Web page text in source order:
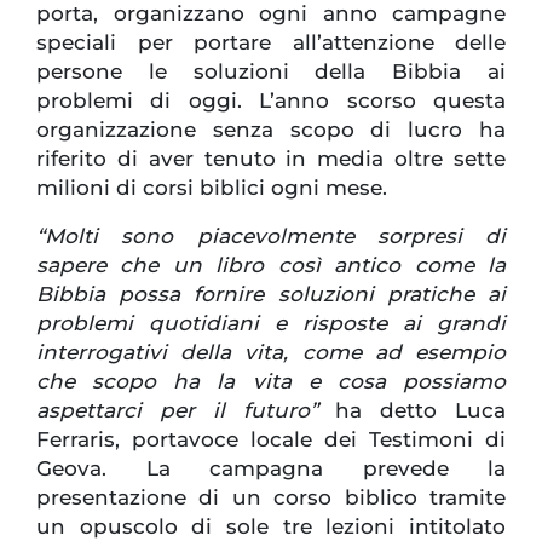
porta, organizzano ogni anno campagne
speciali per portare all’attenzione delle
persone le soluzioni della Bibbia ai
problemi di oggi. L’anno scorso questa
organizzazione senza scopo di lucro ha
riferito di aver tenuto in media oltre sette
milioni di corsi biblici ogni mese.
“Molti sono piacevolmente sorpresi di
sapere che un libro così antico come la
Bibbia possa fornire soluzioni pratiche ai
problemi quotidiani e risposte ai grandi
interrogativi della vita, come ad esempio
che scopo ha la vita e cosa possiamo
aspettarci per il futuro” ha detto Luca
Ferraris, portavoce locale dei Testimoni di
Geova. La campagna prevede la
presentazione di un corso biblico tramite
un opuscolo di sole tre lezioni intitolato